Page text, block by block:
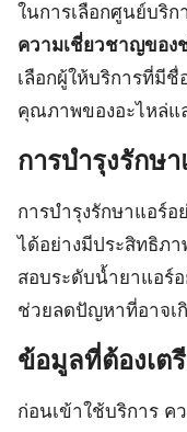
ในการเลือกศูนย์บริ
ความเชี่ยวชาญของ
เลือกผู้ให้บริการที่มีชื่
คุณภาพของอะไหล่แ
การบำรุงรักษ
การบำรุงรักษาแอร์
ได้อย่างมีประสิทธิภ
สอบระดับน้ำยาแอร์อ
ช่วยลดปัญหาที่อาจเ
ข้อมูลที่ต้องเต
ก่อนเข้าใช้บริการ ค